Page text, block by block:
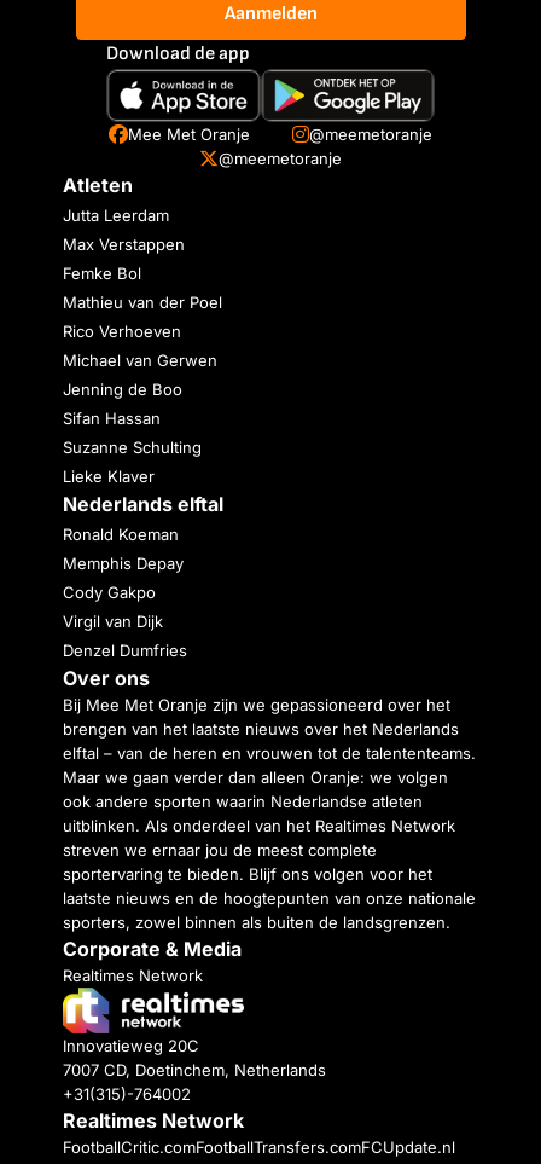
Aanmelden
Download de app
Mee Met Oranje
@meemetoranje
@meemetoranje
Atleten
Jutta Leerdam
Max Verstappen
Femke Bol
Mathieu van der Poel
Rico Verhoeven
Michael van Gerwen
Jenning de Boo
Sifan Hassan
Suzanne Schulting
Lieke Klaver
Nederlands elftal
Ronald Koeman
Memphis Depay
Cody Gakpo
Virgil van Dijk
Denzel Dumfries
Over ons
Bij Mee Met Oranje zijn we gepassioneerd over het
brengen van het laatste nieuws over het Nederlands
elftal – van de heren en vrouwen tot de talententeams.
Maar we gaan verder dan alleen Oranje: we volgen
ook andere sporten waarin Nederlandse atleten
uitblinken. Als onderdeel van het Realtimes Network
streven we ernaar jou de meest complete
sportervaring te bieden. Blijf ons volgen voor het
laatste nieuws en de hoogtepunten van onze nationale
sporters, zowel binnen als buiten de landsgrenzen.
Corporate & Media
Realtimes Network
Innovatieweg 20C
7007 CD, Doetinchem, Netherlands
+31(315)-764002
Realtimes Network
FootballCritic.comFootballTransfers.comFCUpdate.nl